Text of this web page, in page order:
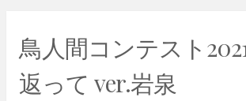
鳥人間コンテスト
返って ver.岩泉